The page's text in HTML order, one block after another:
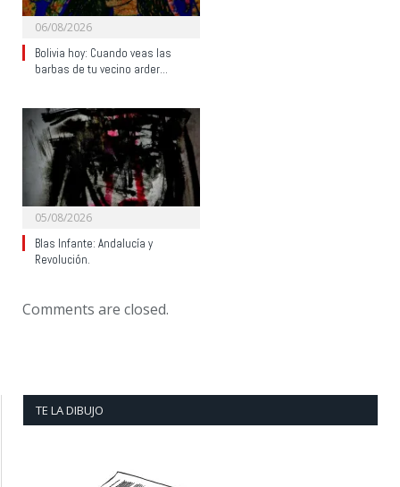
06/08/2026
Bolivia hoy: Cuando veas las
barbas de tu vecino arder…
05/08/2026
Blas Infante: Andalucía y
Revolución.
Comments are closed.
TE LA DIBUJO